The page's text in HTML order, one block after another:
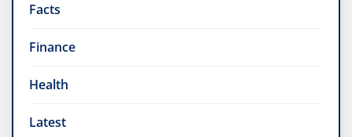
Facts
Finance
Health
Latest